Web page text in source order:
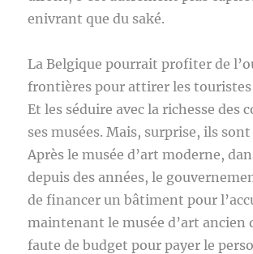
enivrant que du saké.
La Belgique pourrait profiter de
frontières pour attirer les touristes
Et les séduire avec la richesse des
ses musées. Mais, surprise, ils
Après le musée d’art moderne,
depuis des années, le
de financer un bâtiment pour
maintenant le musée d’art ancien
faute de budget pour payer le